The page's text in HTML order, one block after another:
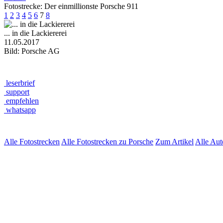
Fotostrecke: Der einmillionste Porsche 911
1 2 3 4 5 6 7 8
... in die Lackiererei
11.05.2017
Bild: Porsche AG
leserbrief
support
empfehlen
whatsapp
Alle Fotostrecken Alle Fotostrecken zu Porsche Zum Artikel Alle